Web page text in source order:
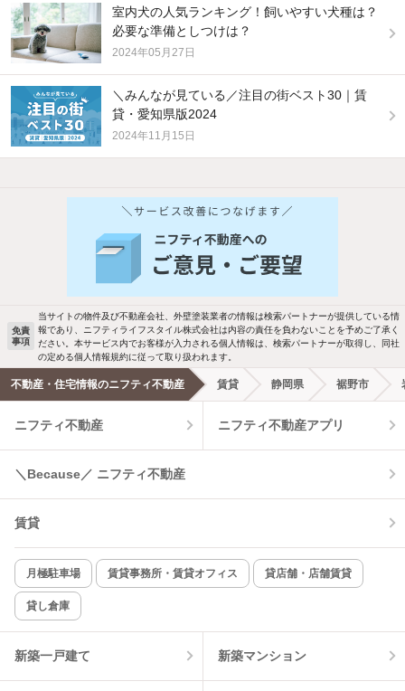
室内犬の人気ランキング！飼いやすい犬種は？
必要な準備としつけは？
2024年05月27日
＼みんなが見ている／注目の街ベスト30｜賃
貸・愛知県版2024
2024年11月15日
他の人はこんな条件で絞り込んでいます！
バス・トイレ別 2階以上
駐車場あり ペット相談
洗濯機置場あり 独立洗面台
エアコンあり 都市ガス
温水洗浄便座 オートロック
コンロ2口以上
新着のみ インターネット無料
該当件数:
14
免責
事項
当サイトの物件及び不動産会社、外壁塗装業者の情報は検索パートナーが提供している情
報であり、ニフティライフスタイル株式会社は内容の責任を負わないことを予めご了承く
ださい。本サービス内でお客様が入力される個人情報は、検索パートナーが取得し、同社
の定める個人情報規約に従って取り扱われます。
不動産・住宅情報のニフティ不動産 賃貸 静岡県 裾野市
ニフティ不動産 ニフティ不動産アプリ
＼Because／ ニフティ不動産
賃貸
月極駐車場 賃貸事務所・賃貸オフィス 貸店舗・店舗賃貸
貸し倉庫
新築一戸建て 新築マンション